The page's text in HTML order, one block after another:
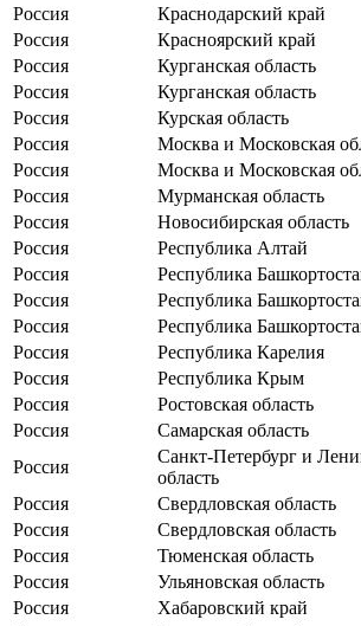
Россия
Краснодарский край
Россия
Красноярский край
Россия
Курганская область
Россия
Курганская область
Россия
Курская область
Россия
Москва и Московская
Россия
Москва и Московская
Россия
Мурманская область
Россия
Новосибирская область
Россия
Республика Алтай
Россия
Республика
Россия
Республика
Россия
Республика
Россия
Республика Карелия
Россия
Республика Крым
Россия
Ростовская область
Россия
Самарская область
Россия
Санкт-Петербург и
область
Россия
Свердловская область
Россия
Свердловская область
Россия
Тюменская область
Россия
Ульяновская область
Россия
Хабаровский край